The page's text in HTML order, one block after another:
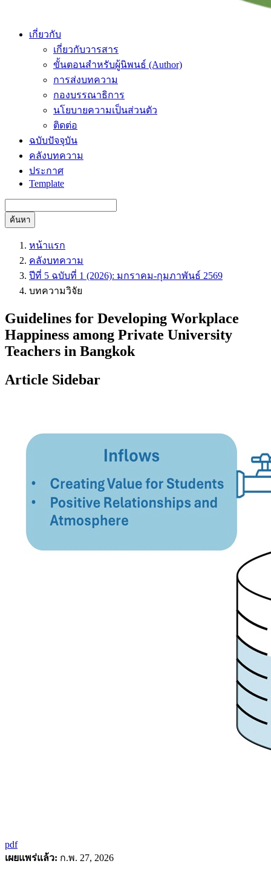
เกี่ยวกับ
เกี่ยวกับวารสาร
ขั้นตอนสำหรับผู้นิพนธ์ (Author)
การส่งบทความ
กองบรรณาธิการ
นโยบายความเป็นส่วนตัว
ติดต่อ
ฉบับปัจจุบัน
คลังบทความ
ประกาศ
Template
ค้นหา
หน้าแรก
คลังบทความ
ปีที่ 5 ฉบับที่ 1 (2026): มกราคม-กุมภาพันธ์ 2569
บทความวิจัย
Guidelines for Developing Workplace
Happiness among Private University
Teachers in Bangkok
Article Sidebar
pdf
เผยแพร่แล้ว: ก.พ. 27, 2026